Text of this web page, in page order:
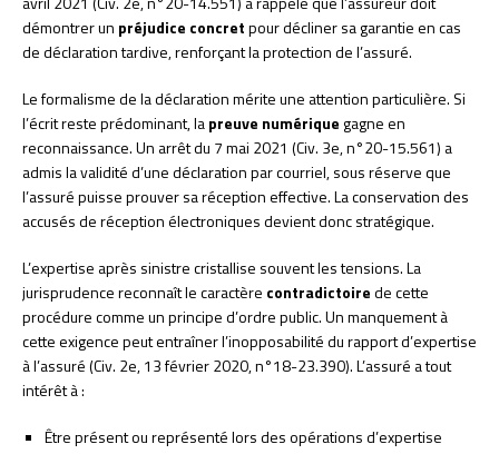
démontrer un préjudice concretpour décliner sa garantie en cas
de déclaration tardive, renforçant la protection de l’assuré.
Le formalisme de la déclaration mérite une attention particulière. Si
l’écrit reste prédominant, lapreuve numériquegagne en
reconnaissance. Un arrêt du 7 mai 2021 (Civ. 3e, n°20-15.561) a
admis la validité d’une déclaration par courriel, sous réserve que
l’assuré puisse prouver sa réception effective. La conservation des
accusés de réception électroniques devient donc stratégique.
L’expertise après sinistre cristallise souvent les tensions. La
jurisprudence reconnaît le caractère contradictoirede cette
procédure comme un principe d’ordre public. Un manquement à
cette exigence peut entraîner l’inopposabilité du rapport d’expertise
à l’assuré (Civ. 2e, 13 février 2020, n°18-23.390). L’assuré a tout
intérêt à :
Être présent ou représenté lors des opérations d’expertise